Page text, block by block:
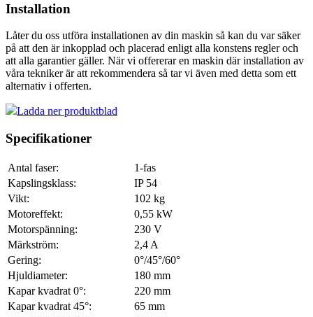
Installation
Låter du oss utföra installationen av din maskin så kan du var säker
på att den är inkopplad och placerad enligt alla konstens regler och
att alla garantier gäller. När vi offererar en maskin där installation av
våra tekniker är att rekommendera så tar vi även med detta som ett
alternativ i offerten.
Ladda ner produktblad
Specifikationer
Antal faser:
1-fas
Kapslingsklass:
IP 54
Vikt:
102 kg
Motoreffekt:
0,55 kW
Motorspänning:
230 V
Märkström:
2,4 A
Gering:
0°/45°/60°
Hjuldiameter:
180 mm
Kapar kvadrat 0°:
220 mm
Kapar kvadrat 45°:
65 mm